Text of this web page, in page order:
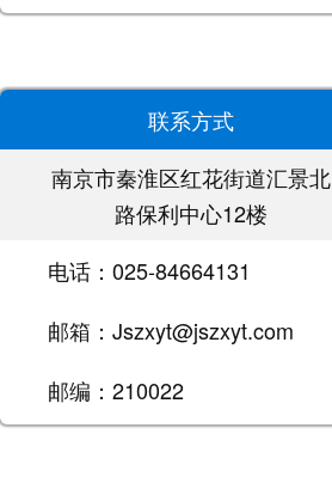
联系方式
南京市秦淮区红花街道汇景北
路保利中心12楼
电话：025-84664131
邮箱：Jszxyt@jszxyt.com
邮编：210022